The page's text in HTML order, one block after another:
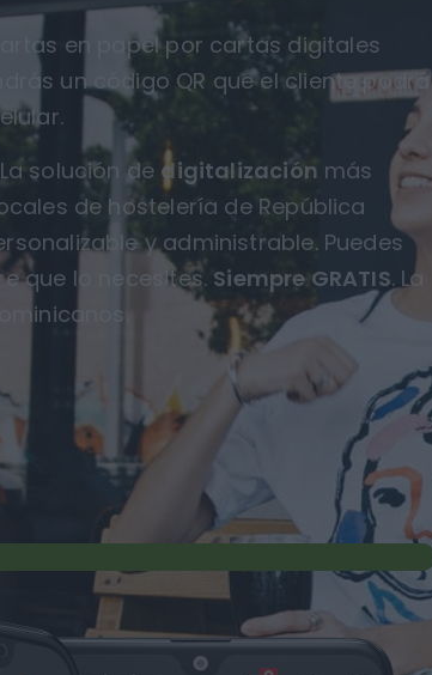
en papel por cartas digitales
un código QR que el cliente podrá
solución de digitalización más
de hostelería de República
y administrable. Puedes
que lo necesites. Siempre GRATIS. La